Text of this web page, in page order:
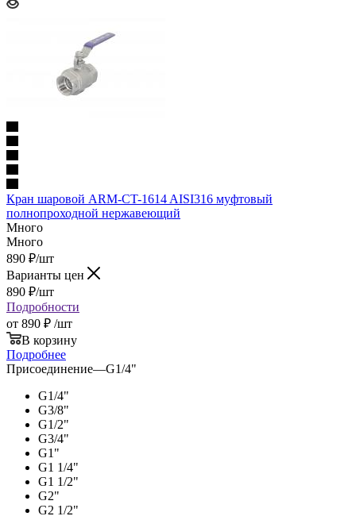
Кран шаровой ARM-CT-1614 AISI316 муфтовый
полнопроходной нержавеющий
Много
Много
890 ₽/шт
Варианты цен
890 ₽/шт
Подробности
от 890 ₽ /шт
В корзину
Подробнее
Присоединение—G1/4"
G1/4"
G3/8"
G1/2"
G3/4"
G1"
G1 1/4"
G1 1/2"
G2"
G2 1/2"